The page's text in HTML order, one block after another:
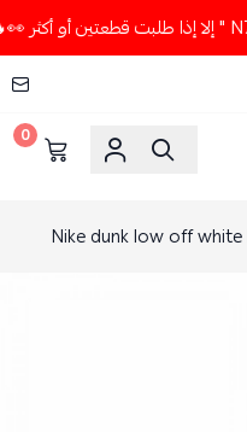
0
Nike dunk low off white